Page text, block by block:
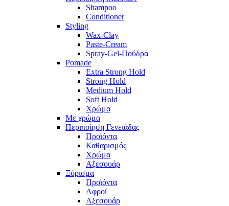
Shampoo
Conditioner
Styling
Wax-Clay
Paste-Cream
Spray-Gel-Πούδρα
Pomade
Extra Strong Hold
Strong Hold
Medium Hold
Soft Hold
Χρώμα
Με χρώμα
Περιποίηση Γενειάδας
Προϊόντα
Καθαρισμός
Χρώμα
Αξεσουάρ
Ξύρισμα
Προϊόντα
Αφροί
Αξεσουάρ